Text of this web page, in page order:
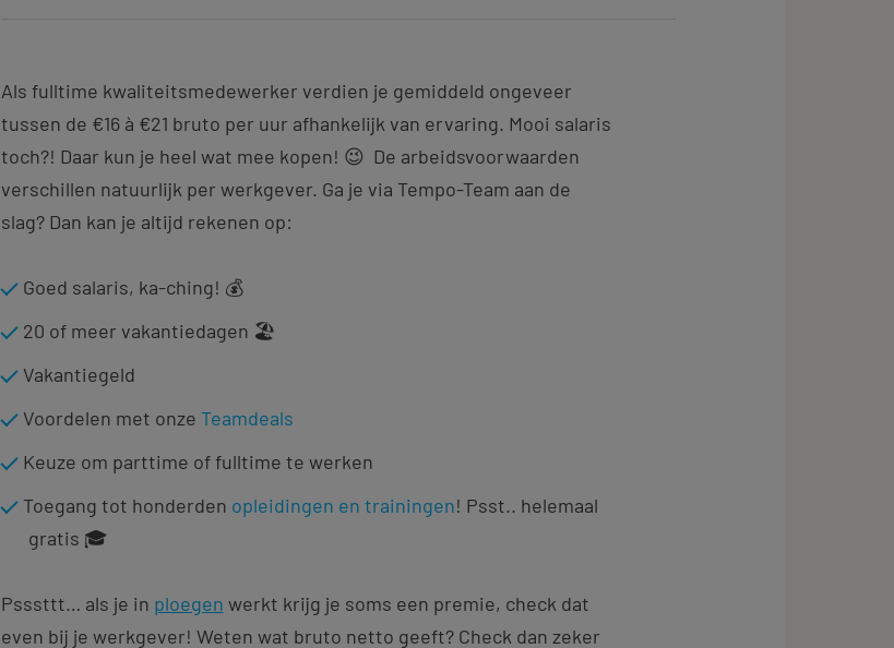
Als fulltime kwaliteitsmedewerker verdien je gemiddeld ongeveer
tussen de €16 à €21 bruto per uur afhankelijk van ervaring. Mooi salaris
toch?! Daar kun je heel wat mee kopen! 😉 De arbeidsvoorwaarden
verschillen natuurlijk per werkgever. Ga je via Tempo-Team aan de
slag? Dan kan je altijd rekenen op:
Goed salaris, ka-ching! 💰
20 of meer vakantiedagen 🏖️
Vakantiegeld
Voordelen met onze Teamdeals
Keuze om parttime of fulltime te werken
Toegang tot honderden opleidingen en trainingen! Psst.. helemaal
gratis 🎓
Psssttt… als je in ploegen werkt krijg je soms een premie, check dat
even bij je werkgever! Weten wat bruto netto geeft? Check dan zeker